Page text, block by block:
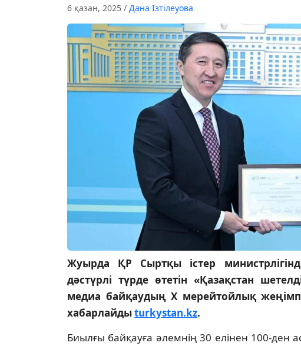
6 қазан, 2025 / Дана Ізтілеуова
Жуырда ҚР Сыртқы істер
дәстүрлі түрде өтетін «Қазақстан
медиа байқаудың X мерейтойлық
хабарлайдыturkystan.kz.
Биылғы байқауға әлемнің 30 елінен 100-